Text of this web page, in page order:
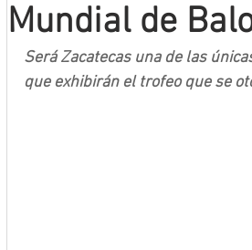
Mundial de
Será Zacatecas una de las
que exhibirán el trofeo que se